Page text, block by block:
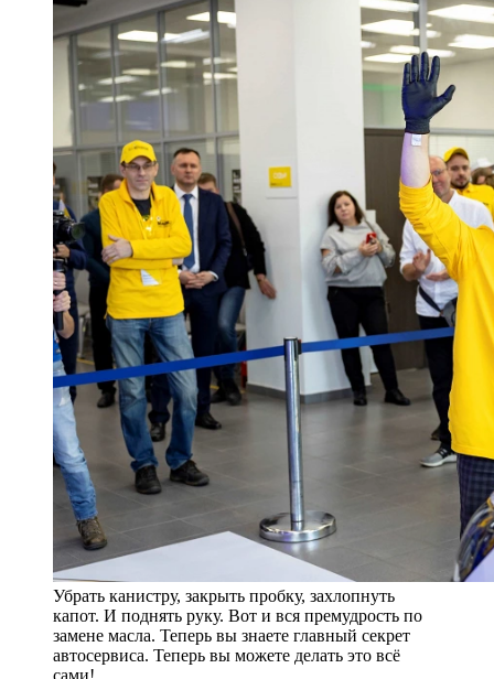
Убрать канистру, закрыть пробку, захлопнуть
капот. И поднять руку. Вот и вся премудрость по
замене масла. Теперь вы знаете главный секрет
автосервиса. Теперь вы можете делать это всё
сами!